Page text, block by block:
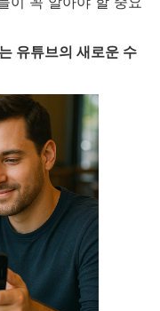
유튜브의 새로운 수